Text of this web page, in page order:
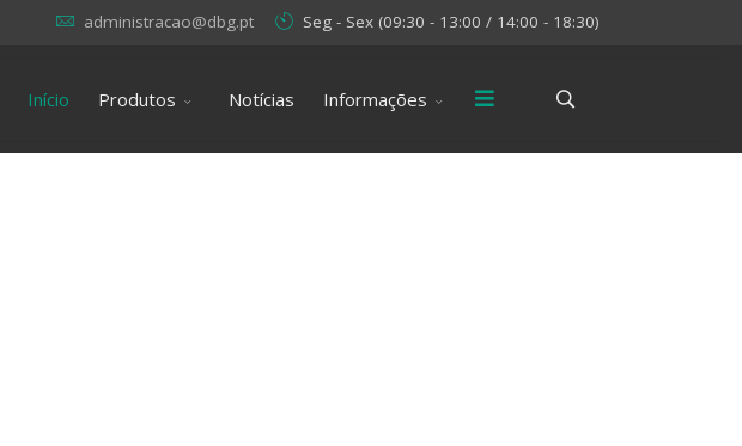
administracao@dbg.pt Seg - Sex (09:30 - 13:00 / 14:00 - 18:30)
Início Produtos Notícias Informações